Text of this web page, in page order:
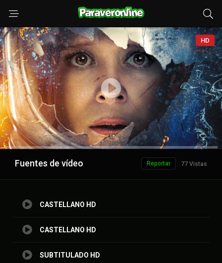
HD
Anuncio
Fuentes de vídeo 77 Vistas
Reportar
CASTELLANO HD
CASTELLANO HD
SUBTITULADO HD